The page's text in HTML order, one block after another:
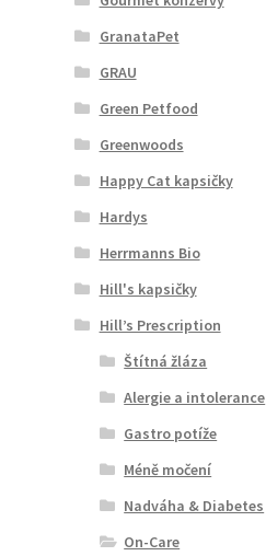
GranataPet
GRAU
Green Petfood
Greenwoods
Happy Cat kapsičky
Hardys
Herrmanns Bio
Hill's kapsičky
Hill’s Prescription
Štítná žláza
Alergie a intolerance
Gastro potíže
Méně močení
Nadváha & Diabetes
On-Care